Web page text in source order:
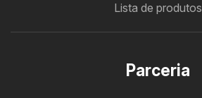
Lista de produtos
Parceria